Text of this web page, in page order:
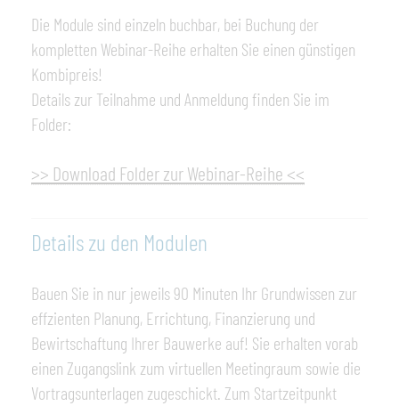
Die Module sind einzeln buchbar, bei Buchung der
kompletten Webinar-Reihe erhalten Sie einen günstigen
Kombipreis!
Details zur Teilnahme und Anmeldung finden Sie im
Folder:
>> Download Folder zur Webinar-Reihe <<
Details zu den Modulen
Bauen Sie in nur jeweils 90 Minuten Ihr Grundwissen zur
effzienten Planung, Errichtung, Finanzierung und
Bewirtschaftung Ihrer Bauwerke auf! Sie erhalten vorab
einen Zugangslink zum virtuellen Meetingraum sowie die
Vortragsunterlagen zugeschickt. Zum Startzeitpunkt